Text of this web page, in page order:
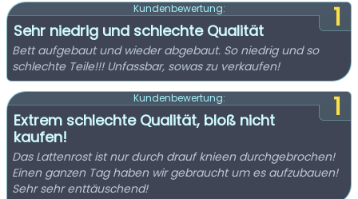
1
Kundenbewertung:
Sehr niedrig und schlechte Qualität
Bett aufgebaut und wieder abgebaut. So niedrig und so
schlechte Teile!!! Unfassbar, sowas zu verkaufen!
1
Kundenbewertung:
Extrem schlechte Qualität, bloß nicht
kaufen!
Das Lattenrost ist nur durch drauf knieen durchgebrochen!
Einen ganzen Tag haben wir gebraucht um es aufzubauen!
Sehr sehr enttäuschend!